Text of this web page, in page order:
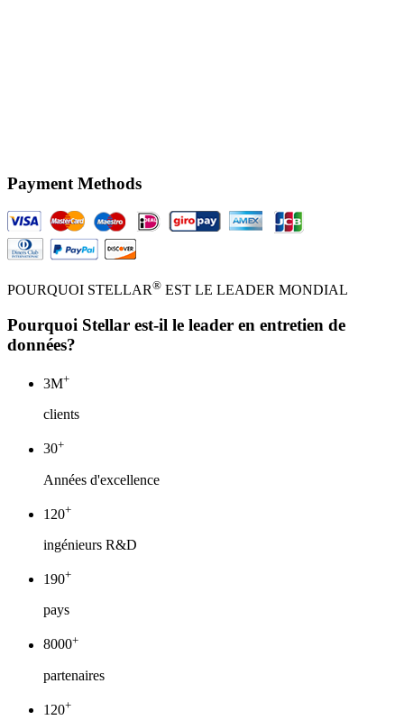
Payment Methods
POURQUOI STELLAR® EST LE LEADER MONDIAL
Pourquoi Stellar est-il le leader en entretien de
données?
3M+
clients
30+
Années d'excellence
120+
ingénieurs R&D
190+
pays
8000+
partenaires
120+